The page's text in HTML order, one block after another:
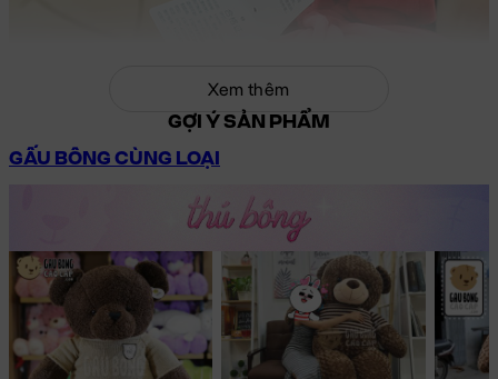
Xem thêm
GỢI Ý SẢN PHẨM
GẤU BÔNG CÙNG LOẠI